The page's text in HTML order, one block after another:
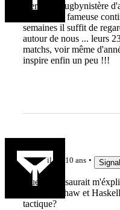
merci au Rugbynistère
qu'est cette fameuse
semaines il suffit de
autour de nous ... leurs
matchs, voir même
inspire enfin un peu !!!
il y a 10 ans
Quelqu'un saurait
entre Robshaw et
tactique?